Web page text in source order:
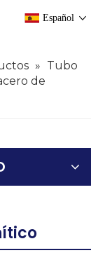
Español
» Tubo
de